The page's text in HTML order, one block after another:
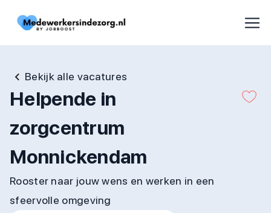
Bekijk alle vacatures
Helpende in
zorgcentrum
Monnickendam
Rooster naar jouw wens en werken in een
sfeervolle omgeving